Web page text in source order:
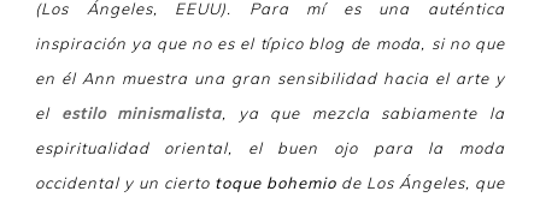
(Los Ángeles, EEUU). Para mí es una auténtica
inspiración ya que no es el típico blog de moda, si no que
en él Ann muestra una gran sensibilidad hacia el arte y
el estilo minismalista, ya que mezcla sabiamente la
espiritualidad oriental, el buen ojo para la moda
occidental y un cierto toque bohemio de Los Ángeles, que